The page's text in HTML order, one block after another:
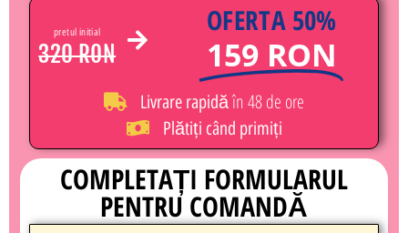
pretul initial
320 RON
OFERTA 50%
159 RON
Livrare rapidăîn 48 de ore
Plătiți când primiți
COMPLETAȚI FORMULARUL
PENTRU COMANDĂ